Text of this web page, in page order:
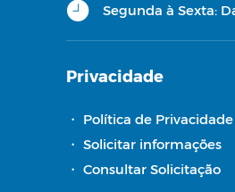
Segunda à Sexta:
Privacidade
・ Política de Privacidade
・ Solicitar informações
・ Consultar Solicitação